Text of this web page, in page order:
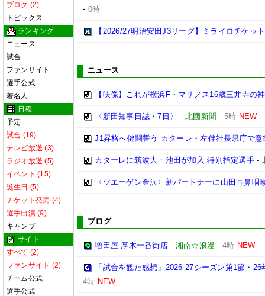
ブログ (2)
トピックス
ランキング
ニュース
試合
ファンサイト
選手公式
著名人
日程
予定
試合 (19)
テレビ放送 (3)
ラジオ放送 (5)
イベント (15)
誕生日 (5)
チケット発売 (4)
選手出演 (9)
キャンプ
サイト
すべて (2)
ファンサイト (2)
チーム公式
選手公式
- 0時
【2026/27明治安田J3リーグ】ミライロチケッ
ニュース
【映像】これが横浜F・マリノス16歳三井寺の
〈新田知事日誌・7日〉 -北國新聞 - 5時 NEW
J1昇格へ健闘誓う カターレ・左伴社長県庁で意
カターレに筑波大・池田が加入 特別指定選手-
〈ツエーゲン金沢〉新パートナーに山田耳鼻咽
ブログ
増田屋 厚木一番街店- 湘南☆浪漫 - 4時 NEW
「試合を観た感想」2026-27シーズン第1節・
4時 NEW